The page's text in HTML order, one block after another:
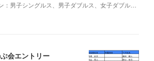
男子シングルス、男子ダブルス、女子ダブル…
会エントリー